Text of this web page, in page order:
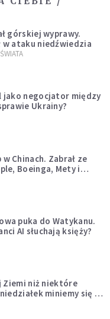
górskiej wyprawy.
w ataku niedźwiedzia
jako negocjator między
Ukrainy?
Chinach. Zabrał ze
Boeinga, Mety i
puka do Watykanu.
AI słuchają księży?
Ziemi niż niektóre
miniemy się z
poprzedzi znacznie